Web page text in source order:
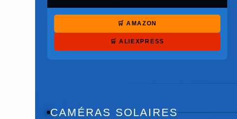
🛒 AMAZON
🛒 ALIEXPRESS
CAMÉRAS SOLAIRES